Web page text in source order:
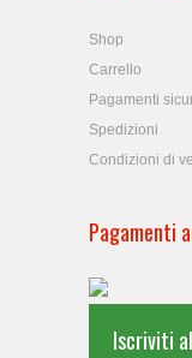
Shop
Carrello
Pagamenti
Spedizioni
Condizioni di
Pagamenti
Iscriviti